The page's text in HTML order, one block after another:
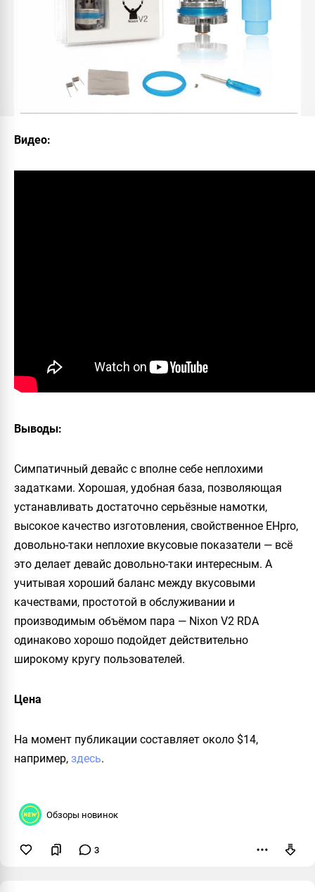
Видео:
Выводы:
Симпатичный девайс с вполне себе неплохими
задатками. Хорошая, удобная база, позволяющая
устанавливать достаточно серьёзные намотки,
высокое качество изготовления, свойственное EHpro,
довольно-таки неплохие вкусовые показатели — всё
это делает девайс довольно-таки интересным. А
учитывая хороший баланс между вкусовыми
качествами, простотой в обслуживании и
производимым объёмом пара — Nixon V2 RDA
одинаково хорошо подойдет действительно
широкому кругу пользователей.
Цена
На момент публикации составляет около $14,
например, здесь.
Обзоры новинок
3